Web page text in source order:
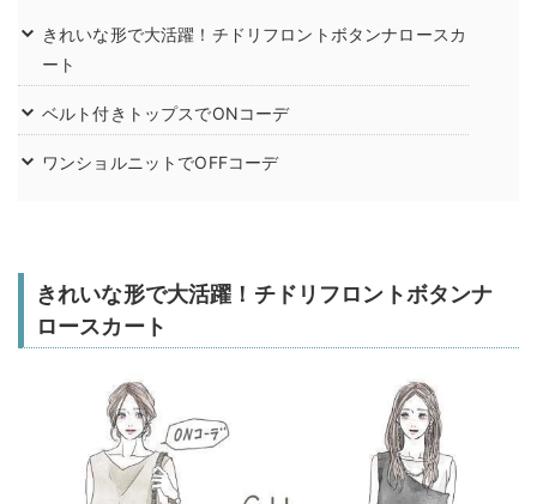
きれいな形で大活躍！チドリフロントボタンナロースカ
ート
ベルト付きトップスでONコーデ
ワンショルニットでOFFコーデ
きれいな形で大活躍！チドリフロントボタンナ
ロースカート